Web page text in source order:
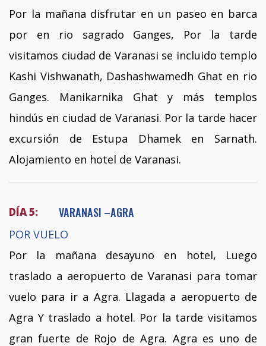
Por la mañana disfrutar en un paseo en barca
por en rio sagrado Ganges, Por la tarde
visitamos ciudad de Varanasi se incluido templo
Kashi Vishwanath, Dashashwamedh Ghat en rio
Ganges. Manikarnika Ghat y más templos
hindús en ciudad de Varanasi. Por la tarde hacer
excursión de Estupa Dhamek en Sarnath.
Alojamiento en hotel de Varanasi.
DÍA 5: VARANASI –AGRA
POR VUELO
Por la mañana desayuno en hotel, Luego
traslado a aeropuerto de Varanasi para tomar
vuelo para ir a Agra. Llagada a aeropuerto de
Agra Y traslado a hotel. Por la tarde visitamos
gran fuerte de Rojo de Agra. Agra es uno de